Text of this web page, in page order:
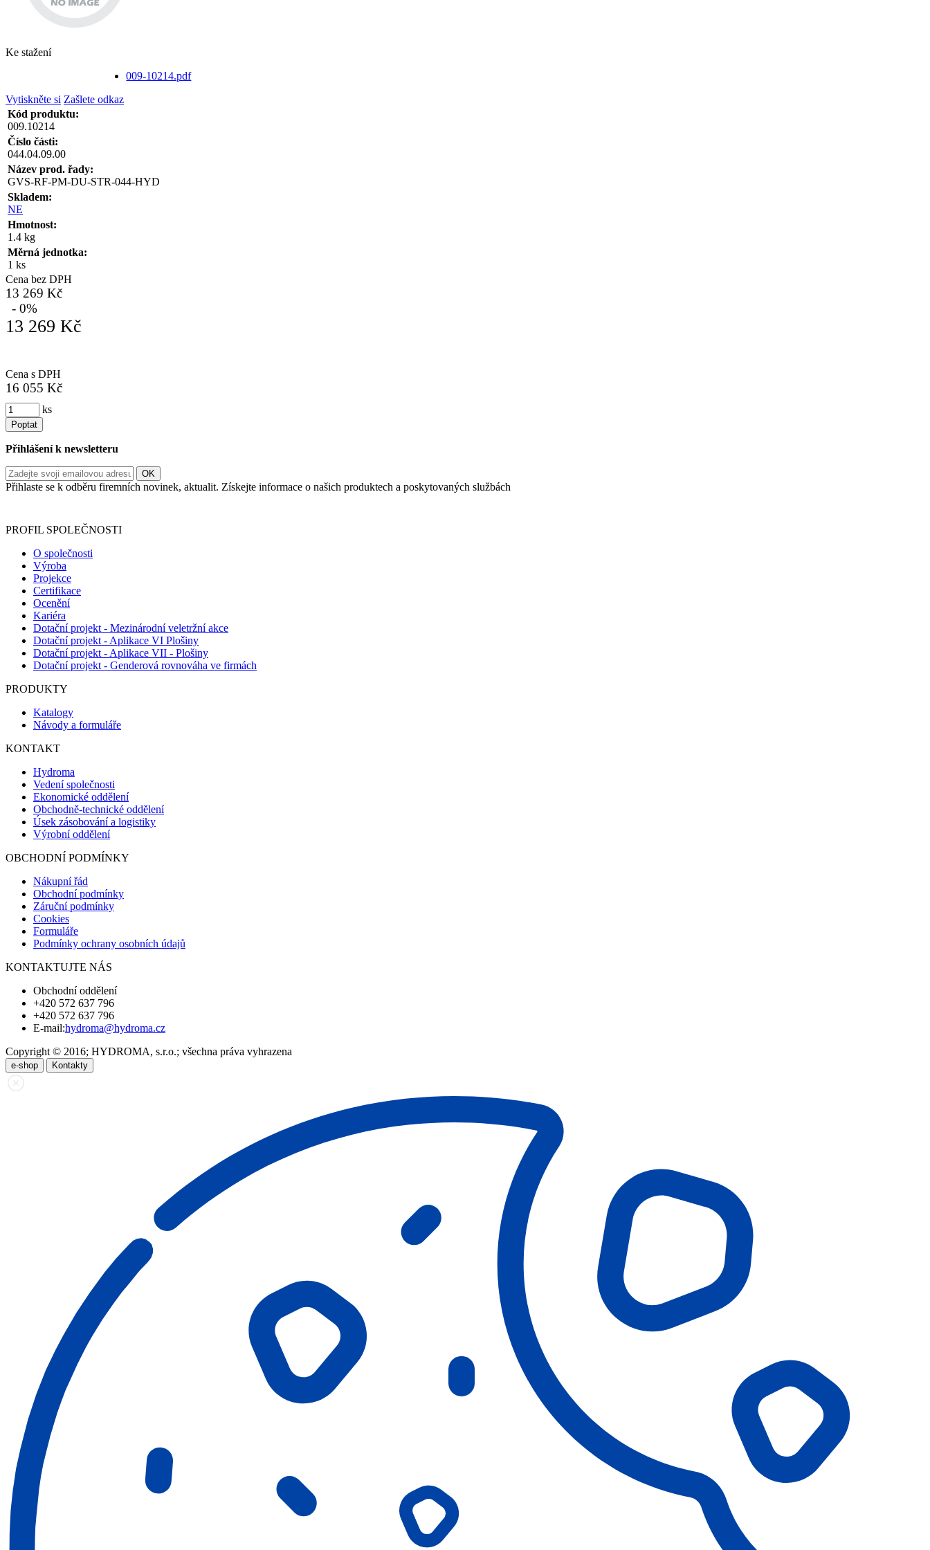
Ke stažení
009-10214.pdf
Vytiskněte si Zašlete odkaz
Kód produktu:
009.10214
Číslo části:
044.04.09.00
Název prod. řady:
GVS-RF-PM-DU-STR-044-HYD
Skladem:
NE
Hmotnost:
1.4 kg
Měrná jednotka:
1 ks
Cena bez DPH
13 269 Kč
- 0%
13 269 Kč
Cena s DPH
16 055 Kč
ks
Poptat
Přihlášení k newsletteru
Přihlaste se k odběru firemních novinek, aktualit. Získejte informace o našich produktech a poskytovaných službách
PROFIL SPOLEČNOSTI
O společnosti
Výroba
Projekce
Certifikace
Ocenění
Kariéra
Dotační projekt - Mezinárodní veletržní akce
Dotační projekt - Aplikace VI Plošiny
Dotační projekt - Aplikace VII - Plošiny
Dotační projekt - Genderová rovnováha ve firmách
PRODUKTY
Katalogy
Návody a formuláře
KONTAKT
Hydroma
Vedení společnosti
Ekonomické oddělení
Obchodně-technické oddělení
Úsek zásobování a logistiky
Výrobní oddělení
OBCHODNÍ PODMÍNKY
Nákupní řád
Obchodní podmínky
Záruční podmínky
Cookies
Formuláře
Podmínky ochrany osobních údajů
KONTAKTUJTE NÁS
Obchodní oddělení
+420 572 637 796
+420 572 637 796
E-mail:hydroma@hydroma.cz
Copyright © 2016; HYDROMA, s.r.o.; všechna práva vyhrazena
e-shop Kontakty